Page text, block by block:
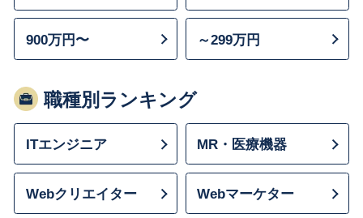
900万円〜 ～299万円
職種別ランキング
ITエンジニア MR・医療機器
Webクリエイター Webマーケター